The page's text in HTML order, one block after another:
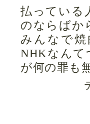
払っている
のならばか
みんなで
NHKなんて
が何の罪も